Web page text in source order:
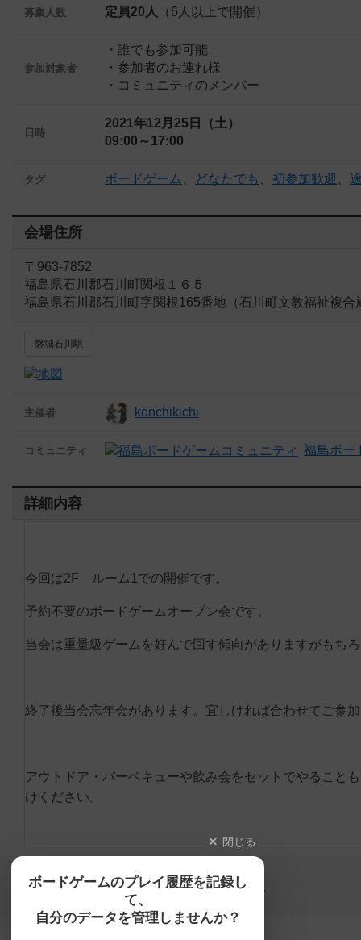
募集人数 定員20人 （6人以上で開催）
参加対象者
・誰でも参加可能
・参加者のお連れ様
・コミュニティのメンバー
日時
2021年12月25日（土）
09:00～17:00
タグ ボードゲーム、 どなたでも 、 初参加歓迎 、
会場住所
〒963-7852
福島県石川郡石川町関根１６５
福島県石川郡石川町字関根165番地（石川町文教福祉複合
磐城石川駅
主催者 konchikichi
コミュニティ 福島ボー
詳細内容
今回は2F ルーム1での開催です。
予約不要のボードゲームオープン会です。
当会は重量級ゲームを好んで回す傾向がありますがもち
終了後当会忘年会があります。宜しければ合わせてご参
アウトドア・バーベキューや飲み会をセットでやること
けください。
閉じる
ボードゲームのプレイ履歴を記録し
て、
自分のデータを管理しませんか？
【ボドゲーマ】ボードゲームの総合情報サイト